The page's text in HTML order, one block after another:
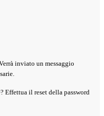
inviato un messaggio
Effettua il reset della password